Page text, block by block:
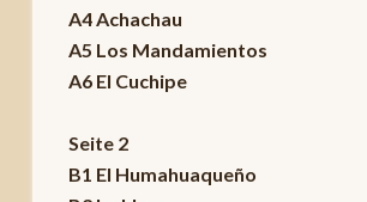
A4 Achachau
A5 Los Mandamientos
A6 El Cuchipe
Seite 2
B1 El Humahuaqueño